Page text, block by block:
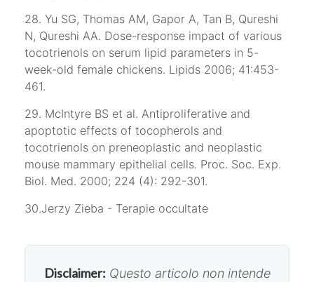
28. Yu SG, Thomas AM, Gapor A, Tan B, Qureshi
N, Qureshi AA. Dose-response impact of various
tocotrienols on serum lipid parameters in 5-
week-old female chickens. Lipids 2006; 41:453-
461.
29. McIntyre BS et al. Antiproliferative and
apoptotic effects of tocopherols and
tocotrienols on preneoplastic and neoplastic
mouse mammary epithelial cells. Proc. Soc. Exp.
Biol. Med. 2000; 224 (4): 292-301.
30.Jerzy Zieba - Terapie occultate
Disclaimer: Questo articolo non intende